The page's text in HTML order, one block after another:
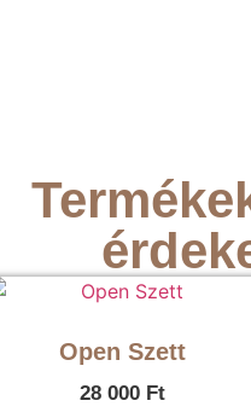
Open Szett
28 000 Ft